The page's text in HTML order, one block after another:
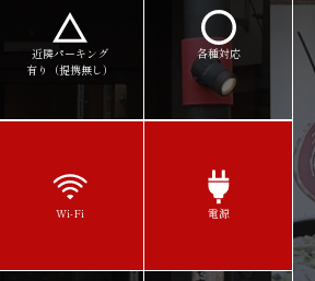
近隣パーキング
有り（提携無し）​​​​​​​
各種対応
Wi-Fi 電源